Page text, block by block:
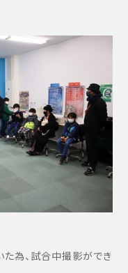
為、試合中撮影ができ